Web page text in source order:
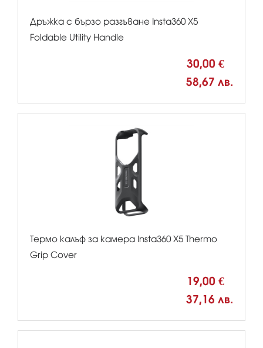
Дръжка с бързо разгъване Insta360 X5
Foldable Utility Handle
30,00 €
58,67 лв.
Термо калъф за камера Insta360 X5 Thermo
Grip Cover
19,00 €
37,16 лв.